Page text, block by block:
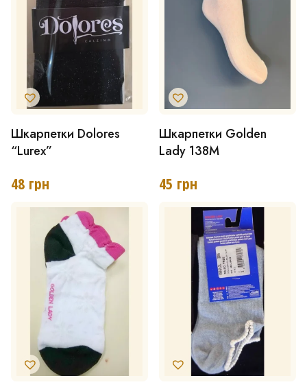
вибрати
сторінці
товару
Шкарпетки Dolores
“Lurex”
48 грн
Шкарпетки Golden
Lady 138M
45 грн